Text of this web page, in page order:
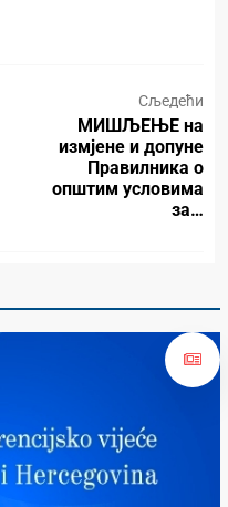
Сљедећи
МИШЉЕЊЕ на
измјене и допуне
Правилника о
општим условима
за…